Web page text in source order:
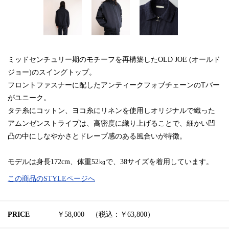
ミッドセンチュリー期のモチーフを再構築したOLD JOE (オールド
ジョー)のスイングトップ。
フロントファスナーに配したアンティークフォブチェーンのTバー
がユニーク。
タテ糸にコットン、ヨコ糸にリネンを使用しオリジナルで織った
アムンゼンストライプは、高密度に織り上げることで、細かい凹
凸の中にしなやかさとドレープ感のある風合いが特徴。
モデルは身長172cm、体重52㎏で、38サイズを着用しています。
この商品のSTYLEページへ
PRICE ￥58,000 （税込：￥63,800）